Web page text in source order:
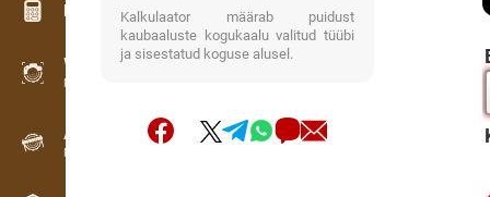
Puidu kalkulaatorid
WoodProfi
Puidumaht AI-ga
Andmesalvesti
Puidu inventuur välitöödel
Kalkulaator määrab puidust
kaubaaluste kogukaalu valitud tüübi
ja sisestatud koguse alusel.